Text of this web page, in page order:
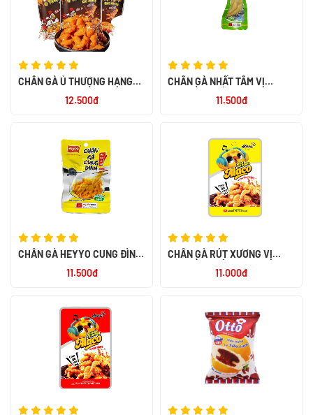
CHÂN GÀ Ủ THƯỢNG HẠNG
12.500đ
CHÂN GÀ NHẤT TÂM VỊ
11.500đ
CHÂN GÀ HEYYO CUNG ĐÌNH
11.500đ
CHÂN GÀ RÚT XƯƠNG VỊ
11.000đ